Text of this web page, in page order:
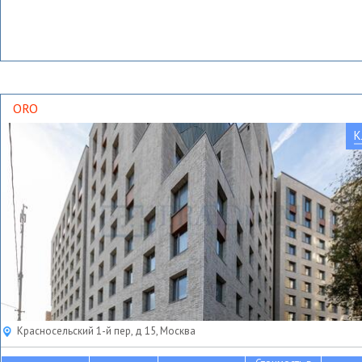
ORO
Красносельский 1-й пер, д 15, Москва